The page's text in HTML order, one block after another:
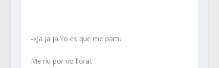
-«Ja ja ja.Yo es que me partu
Me ríu por no lloral.